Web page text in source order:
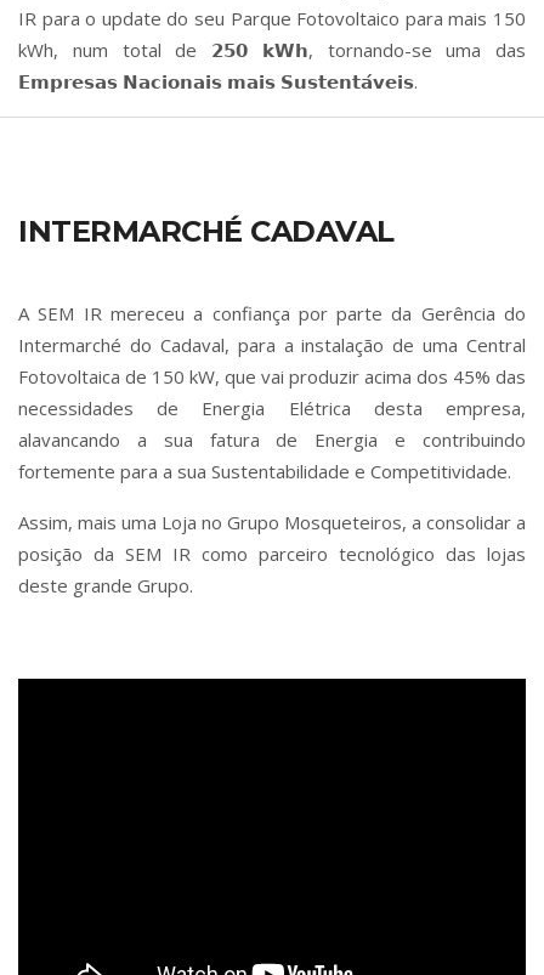
IR para o update do seu Parque Fotovoltaico para mais 150
kWh, num total de 𝟮𝟱𝟬 𝗸𝗪𝗵, tornando-se uma das
𝗘𝗺𝗽𝗿𝗲𝘀𝗮𝘀 𝗡𝗮𝗰𝗶𝗼𝗻𝗮𝗶𝘀 𝗺𝗮𝗶𝘀 𝗦𝘂𝘀𝘁𝗲𝗻𝘁𝗮́𝘃𝗲𝗶𝘀.
INTERMARCHÉ CADAVAL
A SEM IR mereceu a confiança por parte da Gerência do
Intermarché do Cadaval, para a instalação de uma Central
Fotovoltaica de 150 kW, que vai produzir acima dos 45% das
necessidades de Energia Elétrica desta empresa,
alavancando a sua fatura de Energia e contribuindo
fortemente para a sua Sustentabilidade e Competitividade.
Assim, mais uma Loja no Grupo Mosqueteiros, a consolidar a
posição da SEM IR como parceiro tecnológico das lojas
deste grande Grupo.